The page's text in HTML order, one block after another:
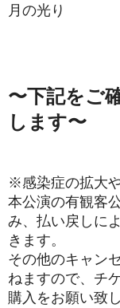
月の光り
〜下記をご
します〜
※感染症の拡大
本公演の有観客
み、払い戻しに
きます。
その他のキャン
ねますので、チ
購入をお願い致